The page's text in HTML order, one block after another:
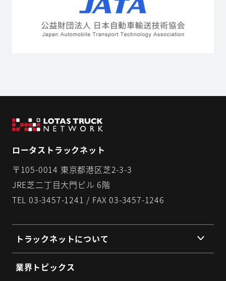
ロータストラックネット
〒105-0014 東京都港区芝2-3-3
JRE芝二丁目大門ビル 6階
TEL 03-3457-1241 / FAX 03-3457-1246
トラックネットについて
組織理念
業界トピックス